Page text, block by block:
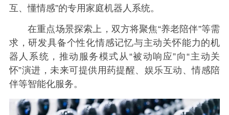
互、懂情感”的专用家庭机器人系统。
在重点场景探索上，双方将聚焦“养老陪伴”等需
求，研发具备个性化情感记忆与主动关怀能力的机
器人系统，推动服务模式从“被动响应”向“主动关
怀”演进，未来可提供用药提醒、娱乐互动、情感陪
伴等智能化服务。